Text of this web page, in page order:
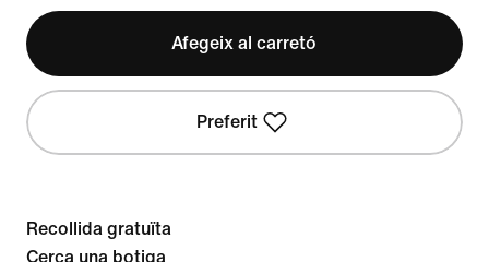
Afegeix al carretó
Preferit
Recollida gratuïta
Cerca una botiga